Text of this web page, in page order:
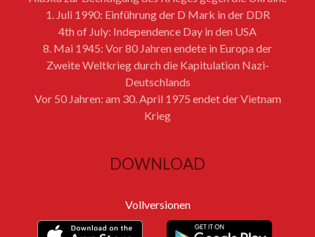
1. Juli 1990: Einführung der D Mark in der DDR
4th of July: Independence Day in den USA
8. Mai 1945: Vor 80 Jahren endete in Europa der
Zweite Weltkrieg durch die Kapitulation Nazi-
Deutschlands
Vor 50 Jahren: am 30. April 1975 endet der Vietnam
Krieg
DOWNLOAD
Vollversionen